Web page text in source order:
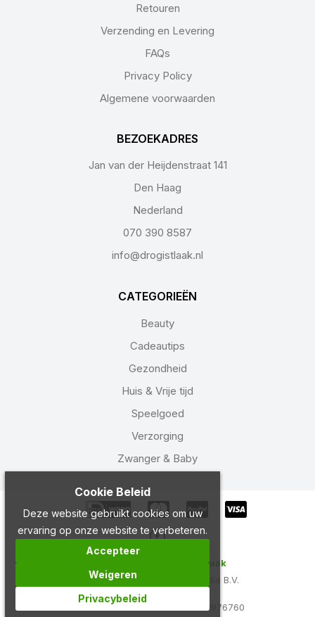
Retouren
Verzending en Levering
FAQs
Privacy Policy
Algemene voorwaarden
BEZOEKADRES
Jan van der Heijdenstraat 141
Den Haag
Nederland
070 390 8587
info@drogistlaak.nl
CATEGORIEËN
Beauty
Cadeautips
Gezondheid
Huis & Vrije tijd
Speelgoed
Verzorging
Zwanger & Baby
Copyright 2024 Drogist Laak
Ontwikkeld door
Best4u Media B.V.
BTW NL858924882B01 KVK 71976760
Cookie Beleid
Deze website gebruikt cookies om uw
ervaring op onze website te verbeteren.
Accepteer
Weigeren
Privacybeleid